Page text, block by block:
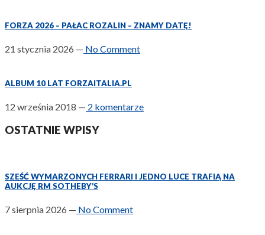
FORZA 2026 – PAŁAC ROZALIN – ZNAMY DATĘ!
21 stycznia 2026 — No Comment
ALBUM 10 LAT FORZAITALIA.PL
12 września 2018 — 2 komentarze
OSTATNIE WPISY
SZEŚĆ WYMARZONYCH FERRARI I JEDNO LUCE TRAFIĄ NA
AUKCJĘ RM SOTHEBY’S
7 sierpnia 2026 — No Comment